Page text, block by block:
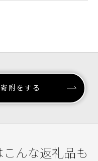
寄附をする
んな返礼品も